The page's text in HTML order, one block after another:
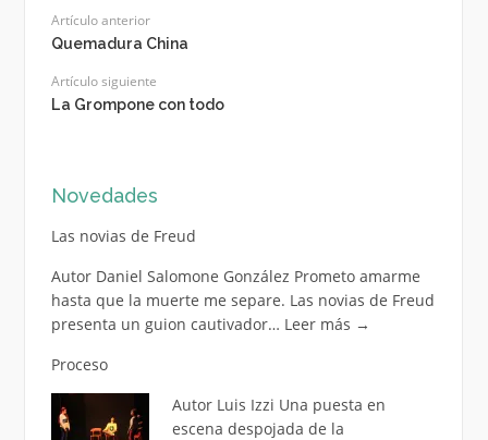
Artículo anterior
Quemadura China
Artículo siguiente
La Grompone con todo
Novedades
Las novias de Freud
Autor Daniel Salomone González Prometo amarme
hasta que la muerte me separe. Las novias de Freud
presenta un guion cautivador… Leer más →
Proceso
Autor Luis Izzi Una puesta en
escena despojada de la